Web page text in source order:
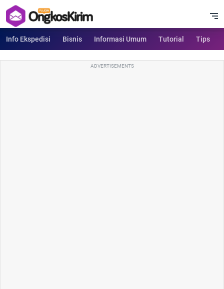
Info Ekspedisi Bisnis Informasi Umum Tutorial Tips
ADVERTISEMENTS